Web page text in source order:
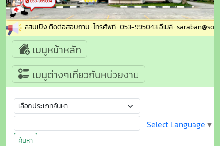
ำบลสบเปิง ติดต่อสอบถาม : โทรศัพท์ : 053-995043 อีเมล์ :
เมนูหน้าหลัก
เมนูต่างๆเกี่ยวกับหน่วยงาน
ค้นหา
Select Language ▼